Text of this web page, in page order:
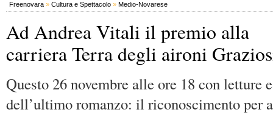
Freenovara » Cultura e Spettacolo » Medio-Novarese
Ad Andrea Vitali il premio alla
carriera Terra degli aironi
Questo 26 novembre alle ore 18 con letture
dell’ultimo romanzo: il riconoscimento per